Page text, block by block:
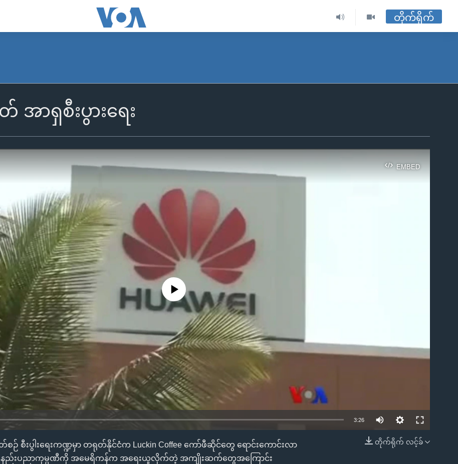
တိုက်ရိုက်
အာရှစီးပွားရေး
EMBED
EMBED
No media source currently available
3:26
တိုက်ရိုက် လင့်ခ်
တ်စဉ် စီးပွါးရေးကဏ္ဍမှာ တရုတ်နိုင်ငံက Luckin Coffee ကော်ဖီဆိုင်တွေ ရောင်းကောင်းလာ
နည်းပညာကုမ္ပဏီကို အမေရိကန်က အရေးယူလိုက်တဲ့ အကျိုးဆက်တွေအကြောင်း